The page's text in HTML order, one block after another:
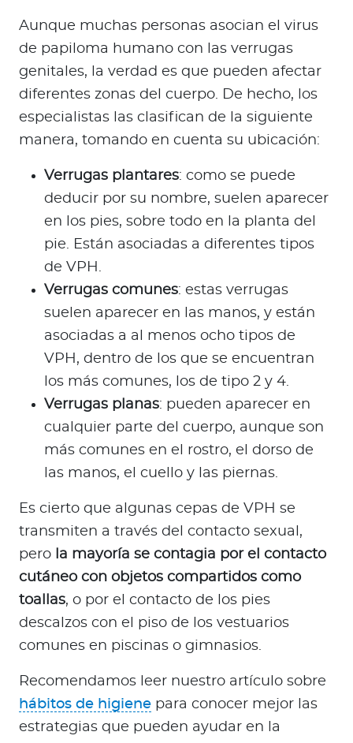
Aunque muchas personas asocian el virus
de papiloma humano con las verrugas
genitales, la verdad es que pueden afectar
diferentes zonas del cuerpo. De hecho, los
especialistas las clasifican de la siguiente
manera, tomando en cuenta su ubicación:
Verrugas plantares: como se puede
deducir por su nombre, suelen aparecer
en los pies, sobre todo en la planta del
pie. Están asociadas a diferentes tipos
de VPH.
Verrugas comunes: estas verrugas
suelen aparecer en las manos, y están
asociadas a al menos ocho tipos de
VPH, dentro de los que se encuentran
los más comunes, los de tipo 2 y 4.
Verrugas planas: pueden aparecer en
cualquier parte del cuerpo, aunque son
más comunes en el rostro, el dorso de
las manos, el cuello y las piernas.
Es cierto que algunas cepas de VPH se
transmiten a través del contacto sexual,
pero la mayoría se contagia por el contacto
cutáneo con objetos compartidos como
toallas, o por el contacto de los pies
descalzos con el piso de los vestuarios
comunes en piscinas o gimnasios.
Recomendamos leer nuestro artículo sobre
hábitos de higiene para conocer mejor las
estrategias que pueden ayudar en la